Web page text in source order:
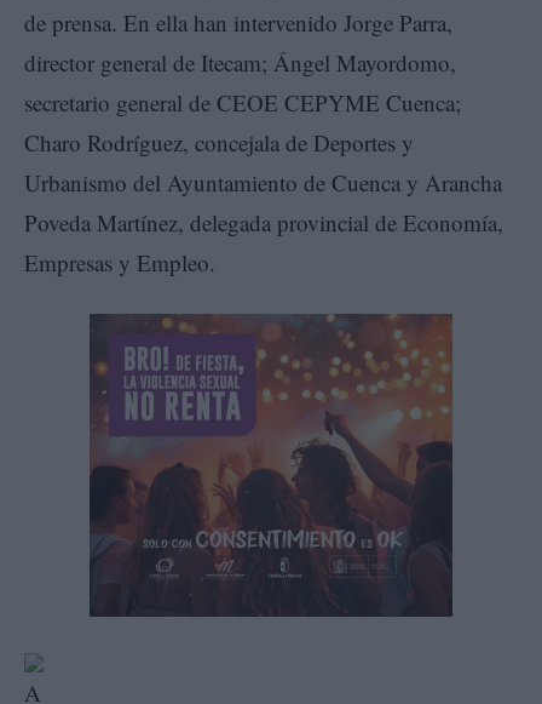
de prensa. En ella han intervenido Jorge Parra,
director general de Itecam; Ángel Mayordomo,
secretario general de CEOE CEPYME Cuenca;
Charo Rodríguez, concejala de Deportes y
Urbanismo del Ayuntamiento de Cuenca y Arancha
Poveda Martínez, delegada provincial de Economía,
Empresas y Empleo.